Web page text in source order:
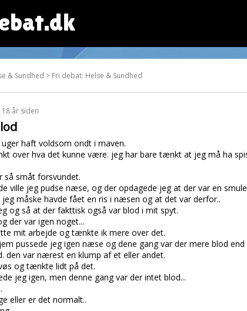
& Sundhed > Fri debat: Helse & Sundhed
år siden
haft voldsom ondt i maven.
over hva det kunne være. jeg har bare tænkt at jeg må ha
så småt forsvundet.
ville jeg pudse næse, og der opdagede jeg at der var en
måske havde fået en ris i næsen og at det var derfor..
og så at der fakttisk også var blod i mit spyt.
der var igen noget...
mit arbejde og tænkte ik mere over det.
pussede jeg igen næse og dene gang var der mere blod
den var nærest en klump af et eller andet.
og tænkte lidt på det.
jeg igen, men denne gang var der intet blod...
eller er det normalt..